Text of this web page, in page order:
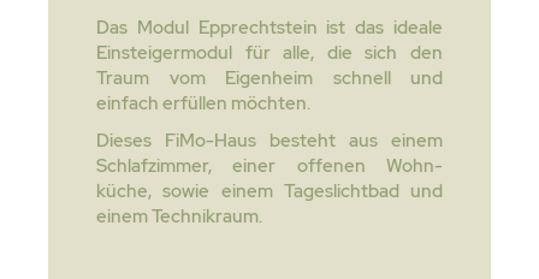
Das Modul Epprechtstein ist das ideale
Einsteigermodul für alle, die sich den
Traum vom Eigenheim schnell und
einfach erfüllen möchten.
Dieses FiMo-Haus besteht aus einem
Schlafzimmer, einer offenen Wohn-
küche, sowie einem Tageslichtbad und
einem Technikraum.